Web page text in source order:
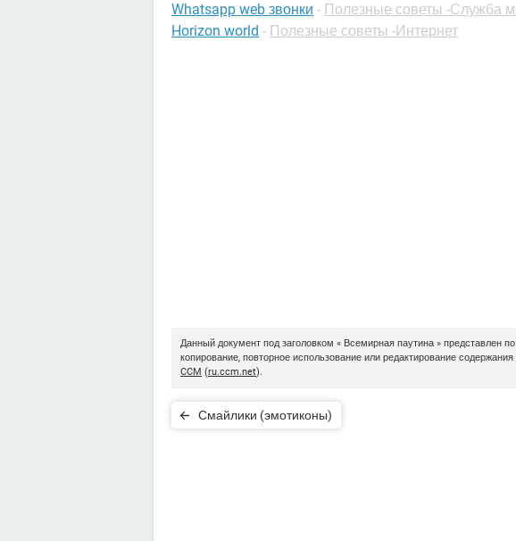
Whatsapp web звонки - Полезные советы -Служба
Horizon world - Полезные советы -Интернет
Данный документ под заголовком « Всемирная паутина » представлен
копирование, повторное использование или редактирование
CCM (ru.ccm.net).
Смайлики (эмотиконы)